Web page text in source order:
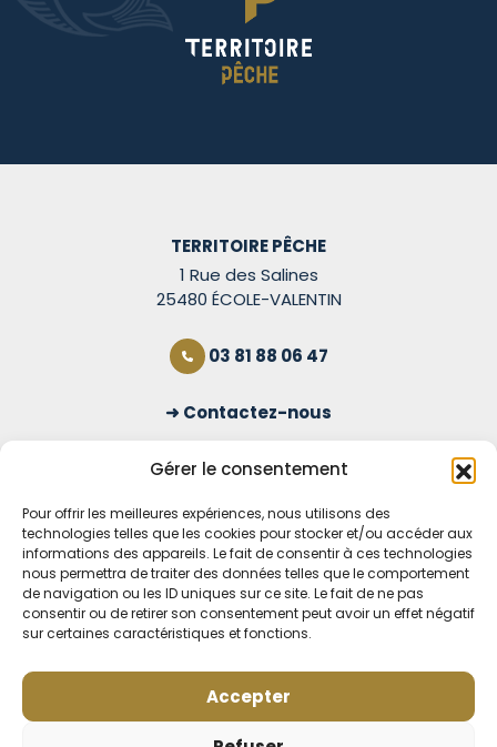
Gérer le consentement
Pour offrir les meilleures expériences, nous utilisons des
technologies telles que les cookies pour stocker et/ou accéder aux
informations des appareils. Le fait de consentir à ces technologies
nous permettra de traiter des données telles que le comportement
de navigation ou les ID uniques sur ce site. Le fait de ne pas
consentir ou de retirer son consentement peut avoir un effet négatif
sur certaines caractéristiques et fonctions.
Accepter
TERRITOIRE PÊCHE
1 Rue des Salines
25480 ÉCOLE-VALENTIN
03 81 88 06 47
Contactez-nous
OUVERT TOUS LES JOURS
Voir nos horaires
MENTIONS LÉGALES
POLITIQUE DE CONFIDENTIALITÉ